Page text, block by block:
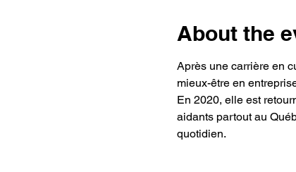
About the
Après une carrière en
mieux-être en
En 2020, elle est
aidants partout au
quotidien.